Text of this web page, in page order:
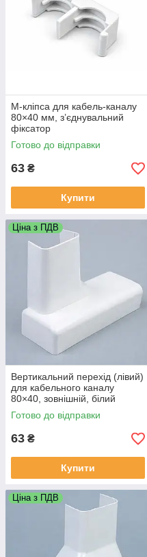
M-кліпса для кабель-каналу
80×40 мм, з’єднувальний
фіксатор
Готово до відправки
63 ₴
Купити
Ціна з ПДВ
Вертикальний перехід (лівий)
для кабельного каналу
80×40, зовнішній, білий
Готово до відправки
63 ₴
Купити
Ціна з ПДВ